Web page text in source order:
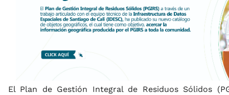
El Plan de Gestión Integral de Residuos Sólidos